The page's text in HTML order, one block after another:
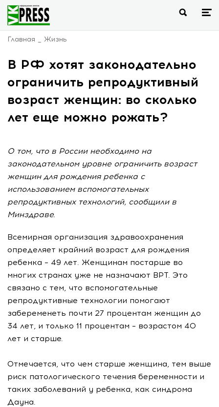
Главная Жизнь
В РФ хотят законодательно
ограничить репродуктивный
возраст женщин: во сколько
лет еще можно рожать?
О том, что в России необходимо на
законодательном уровне ограничить возраст
женщин для рождения ребенка с
использованием вспомогательных
репродуктивных технологий, сообщили в
Минздраве.
Всемирная организация здравоохранения
определяет крайний возраст для рождения
ребенка – 49 лет. Женщинам постарше во
многих странах уже не назначают ВРТ. Это
связано с тем, что вспомогательные
репродуктивные технологии помогают
забеременеть почти 27 процентам женщин до
34 лет, и только 11 процентам – возрастом 40
лет и старше.
Отмечается, что чем старше женщина, тем выше
риск патологического течения беременности и
таких заболеваний у ребенка, как синдрома
Дауна.